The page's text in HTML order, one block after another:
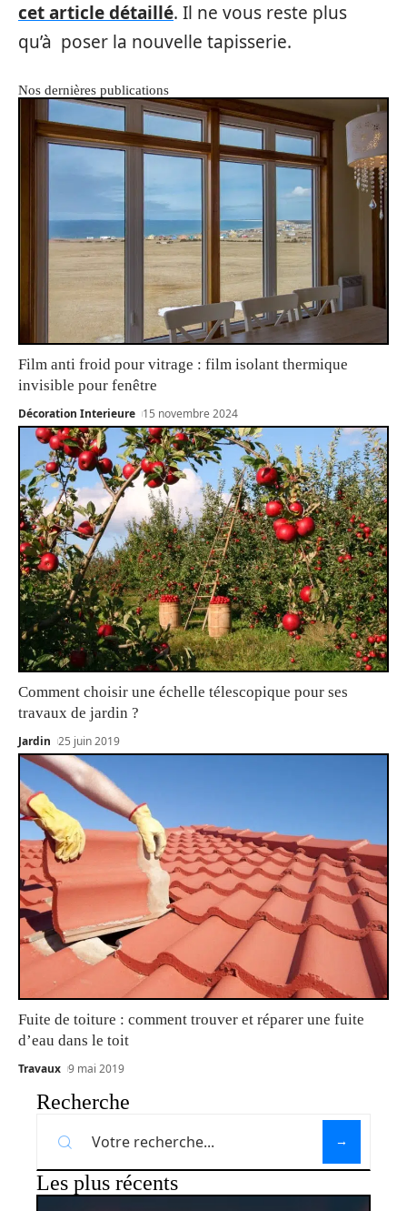
cet article détaillé. Il ne vous reste plus
qu’à poser la nouvelle tapisserie.
Nos dernières publications
Film anti froid pour vitrage : film isolant thermique
invisible pour fenêtre
Décoration Interieure 15 novembre 2024
Comment choisir une échelle télescopique pour ses
travaux de jardin ?
Jardin 25 juin 2019
Fuite de toiture : comment trouver et réparer une fuite
d’eau dans le toit
Travaux 9 mai 2019
Recherche
Les plus récents